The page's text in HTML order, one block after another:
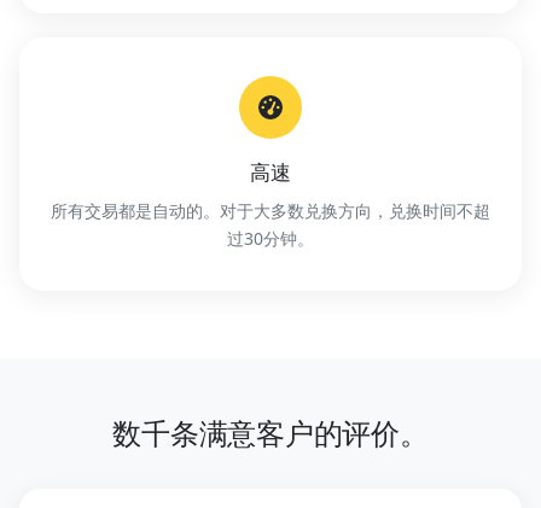
高速
所有交易都是自动的。对于大多数兑换方向，兑换时间不超
过30分钟。
数千条满意客户的评价。